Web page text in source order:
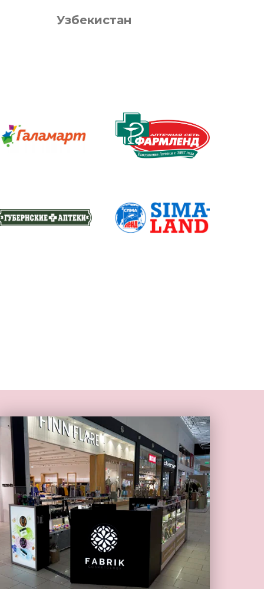
Узбекистан